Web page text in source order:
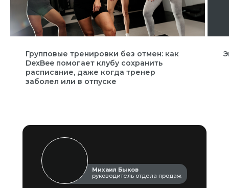
Групповые тренировки без отмен: как
DexBee помогает клубу сохранить
расписание, даже когда тренер
заболел или в отпуске
руководитель отдела продаж
Михаил Быков